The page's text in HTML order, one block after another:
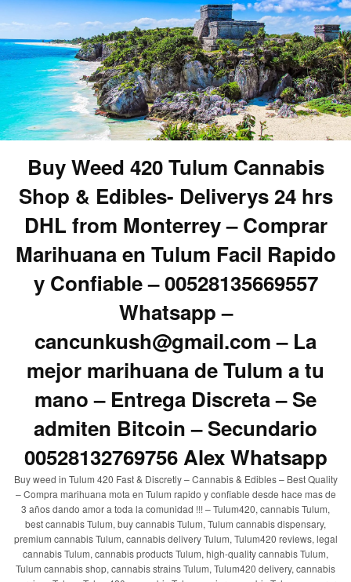
Buy Weed 420 Tulum Cannabis
Shop & Edibles- Deliverys 24 hrs
DHL from Monterrey – Comprar
Marihuana en Tulum Facil Rapido
y Confiable – 00528135669557
Whatsapp –
cancunkush@gmail.com – La
mejor marihuana de Tulum a tu
mano – Entrega Discreta – Se
admiten Bitcoin – Secundario
00528132769756 Alex Whatsapp
Buy weed in Tulum 420 Fast & Discretly – Cannabis & Edibles – Best Quality
– Compra marihuana mota en Tulum rapido y confiable desde hace mas de
3 años dando amor a toda la comunidad !!! – Tulum420, cannabis Tulum,
best cannabis Tulum, buy cannabis Tulum, Tulum cannabis dispensary,
premium cannabis Tulum, cannabis delivery Tulum, Tulum420 reviews, legal
cannabis Tulum, cannabis products Tulum, high-quality cannabis Tulum,
Tulum cannabis shop, cannabis strains Tulum, Tulum420 delivery, cannabis